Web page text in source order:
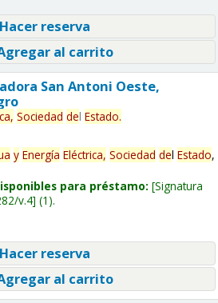
reserva
al carrito
San Antoni Oeste,
Sociedad del Estado.
y Energía Eléctrica, Sociedad del Estado,
para préstamo: Signatura
v.4 (1).
reserva
al carrito